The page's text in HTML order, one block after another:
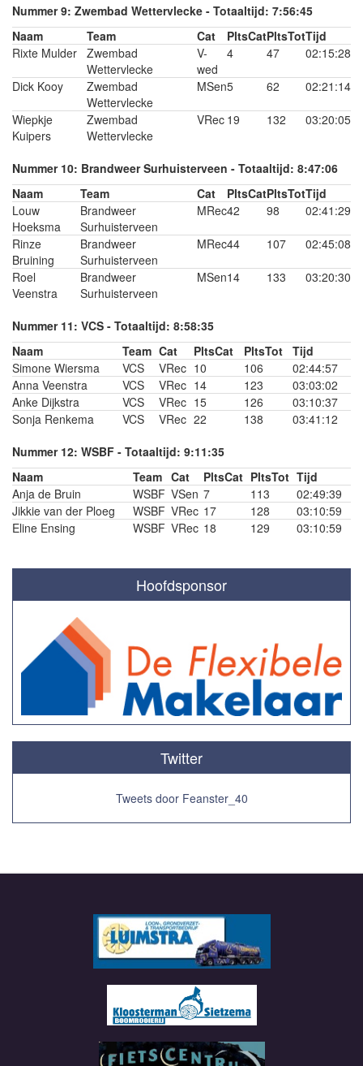
Nummer 9: Zwembad Wettervlecke - Totaaltijd: 7:56:45
Naam
Team Cat PltsCatPltsTotTijd
Rixte Mulder Zwembad
Wettervlecke
V-
wed
4 47 02:15:28
Dick Kooy
Zwembad
Wettervlecke
MSen5 62 02:21:14
Wiepkje
Kuipers
Zwembad
Wettervlecke
VRec 19 132 03:20:05
Nummer 10: Brandweer Surhuisterveen - Totaaltijd: 8:47:06
Naam
Team Cat PltsCatPltsTotTijd
Louw
Hoeksma
Brandweer
Surhuisterveen
MRec42 98 02:41:29
Rinze
Bruining
Brandweer
Surhuisterveen
MRec44 107 02:45:08
Roel
Veenstra
Brandweer
Surhuisterveen
MSen14 133 03:20:30
Nummer 11: VCS - Totaaltijd: 8:58:35
Naam
Team Cat PltsCat PltsTot Tijd
Simone Wiersma
VCS VRec 10 106
02:44:57
Anna Veenstra
VCS VRec 14 123
03:03:02
Anke Dijkstra
VCS VRec 15 126
03:10:37
Sonja Renkema
VCS VRec 22 138
03:41:12
Nummer 12: WSBF - Totaaltijd: 9:11:35
Naam
Team Cat PltsCat PltsTot Tijd
Anja de Bruin
WSBF VSen 7 113
02:49:39
Jikkie van der Ploeg
WSBF VRec 17 128
03:10:59
Eline Ensing
WSBF VRec 18 129 03:10:59
Hoofdsponsor
Twitter
Tweets door Feanster_40